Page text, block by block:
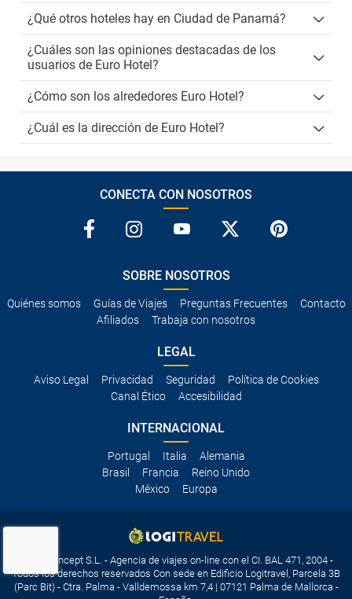
¿Qué otros hoteles hay en Ciudad de Panamá?
¿Cuáles son las opiniones destacadas de los
usuarios de Euro Hotel?
¿Cómo son los alrededores Euro Hotel?
¿Cuál es la dirección de Euro Hotel?
CONECTA CON NOSOTROS
SOBRE NOSOTROS
Quiénes somos Guías de Viajes Preguntas Frecuentes
Contacto
Afiliados
Trabaja con nosotros
LEGAL
Aviso Legal Privacidad Seguridad
Política de Cookies
Canal Ético
Accesibilidad
INTERNACIONAL
Portugal Italia
Alemania
Brasil
Francia
Reino Unido
México
Europa
Travelconcept S.L. - Agencia de viajes on-line con el CI. BAL 471, 2004 -
Todos los derechos reservados Con sede en Edificio Logitravel, Parcela 3B
(Parc Bit) - Ctra. Palma - Valldemossa km 7,4 | 07121 Palma de Mallorca -